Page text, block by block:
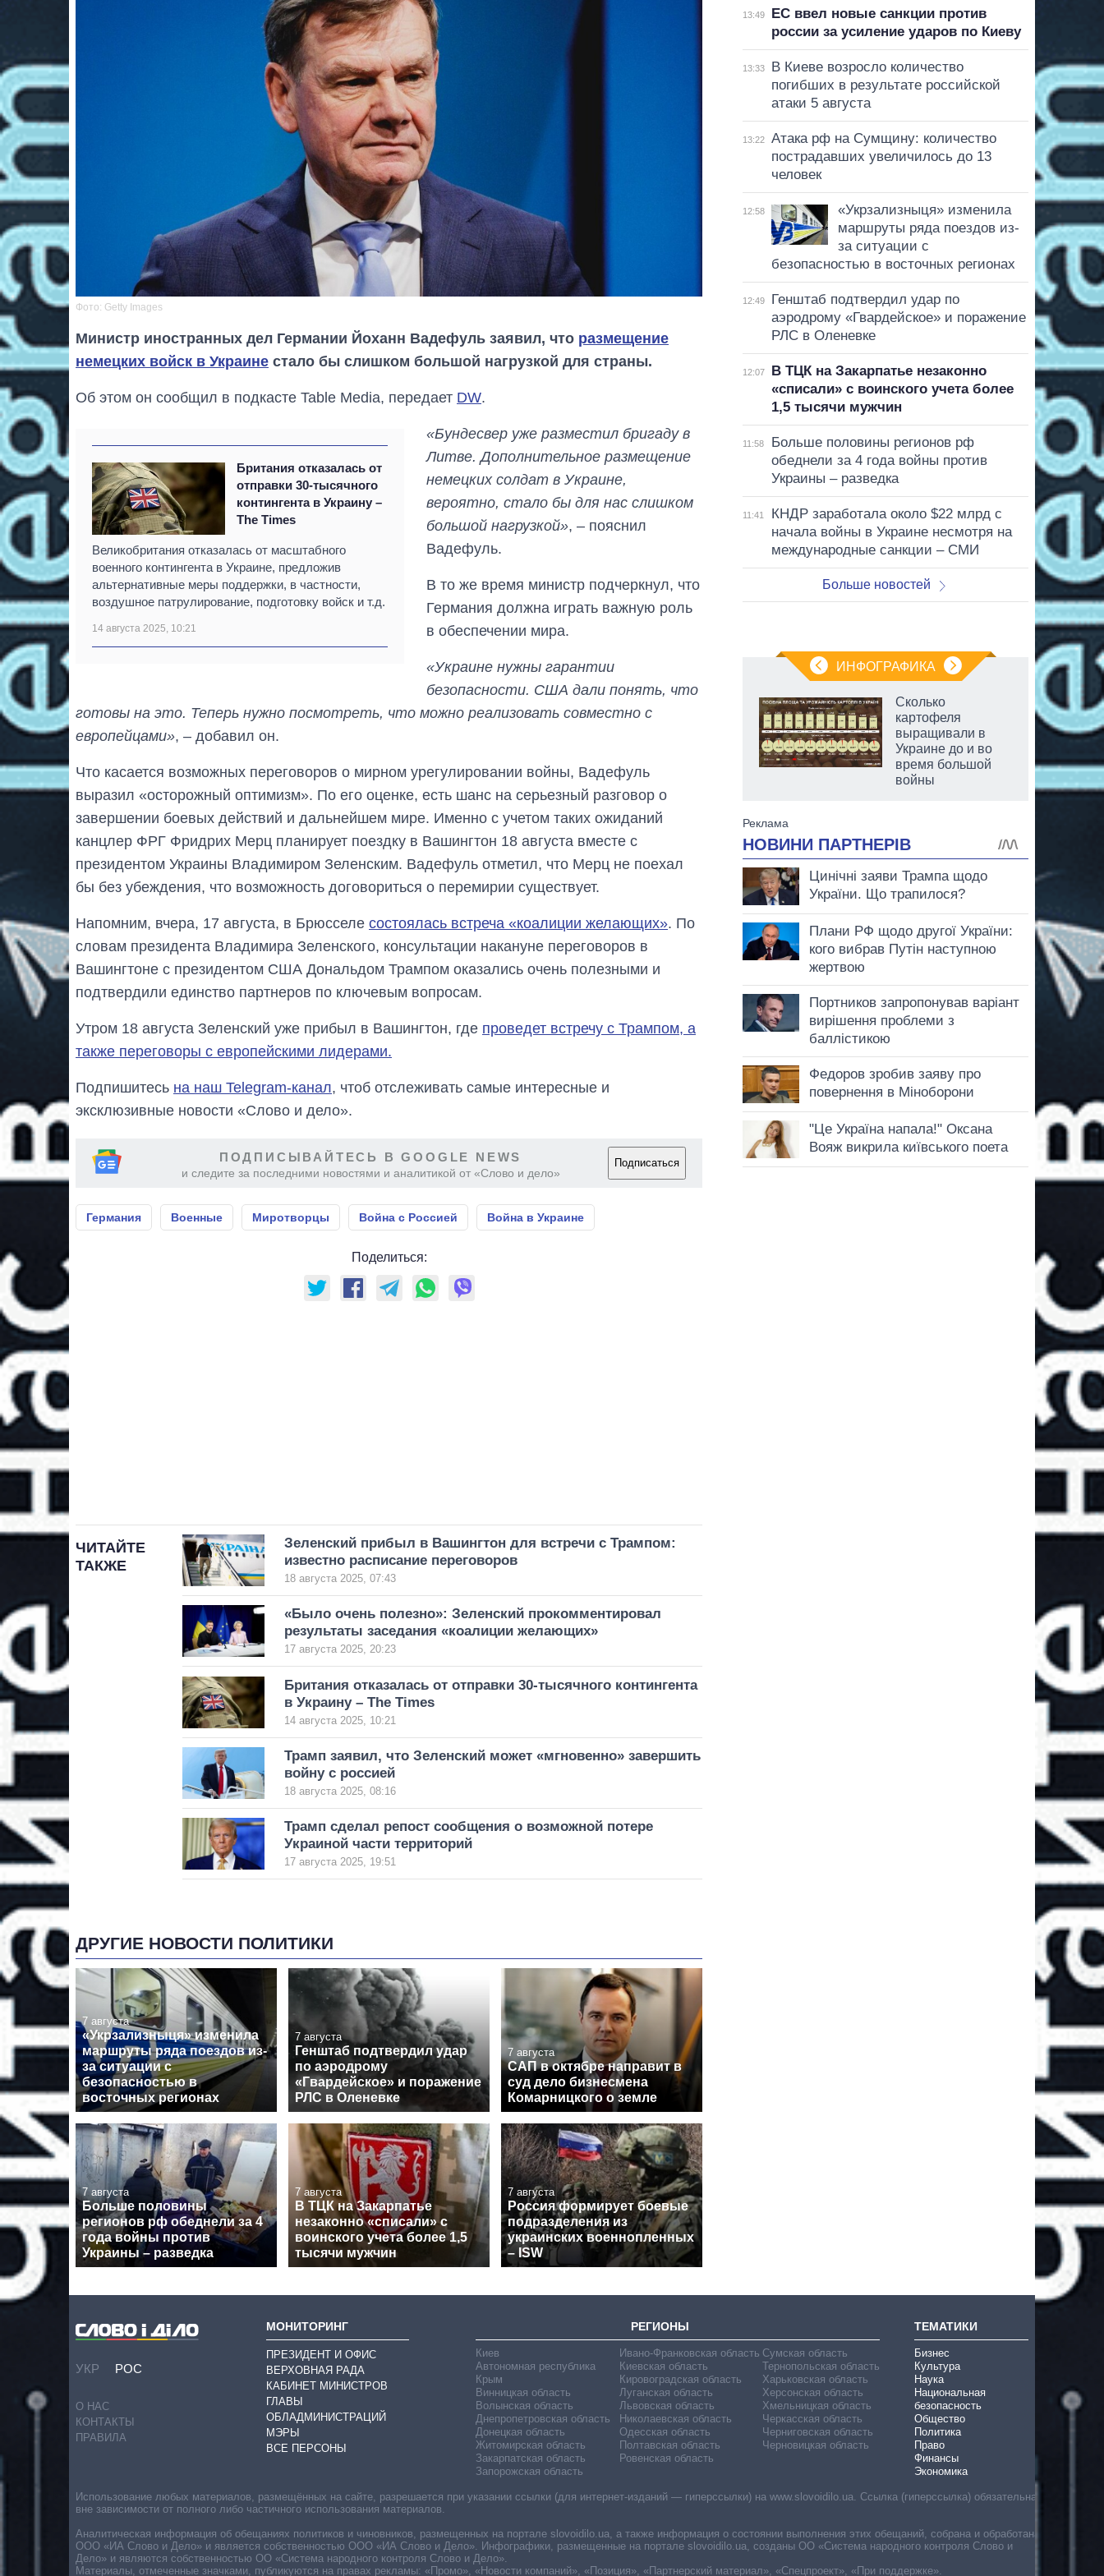
Фото: Getty Images
Министр иностранных дел Германии Йоханн Вадефуль заявил, что размещение
немецких войск в Украине стало бы слишком большой нагрузкой для страны.
Об этом он сообщил в подкасте Table Media, передает DW.
Британия отказалась от
отправки 30-тысячного
контингента в Украину –
The Times
Великобритания отказалась от масштабного
военного контингента в Украине, предложив
альтернативные меры поддержки, в частности,
воздушное патрулирование, подготовку войск и т.д.
14 августа 2025, 10:21
«Бундесвер уже разместил бригаду в
Литве. Дополнительное размещение
немецких солдат в Украине,
вероятно, стало бы для нас слишком
большой нагрузкой», – пояснил
Вадефуль.
В то же время министр подчеркнул, что
Германия должна играть важную роль
в обеспечении мира.
«Украине нужны гарантии
безопасности. США дали понять, что
готовы на это. Теперь нужно посмотреть, что можно реализовать совместно с
европейцами», – добавил он.
Что касается возможных переговоров о мирном урегулировании войны, Вадефуль
выразил «осторожный оптимизм». По его оценке, есть шанс на серьезный разговор о
завершении боевых действий и дальнейшем мире. Именно с учетом таких ожиданий
канцлер ФРГ Фридрих Мерц планирует поездку в Вашингтон 18 августа вместе с
президентом Украины Владимиром Зеленским. Вадефуль отметил, что Мерц не поехал
бы без убеждения, что возможность договориться о перемирии существует.
Напомним, вчера, 17 августа, в Брюсселе состоялась встреча «коалиции желающих». По
словам президента Владимира Зеленского, консультации накануне переговоров в
Вашингтоне с президентом США Дональдом Трампом оказались очень полезными и
подтвердили единство партнеров по ключевым вопросам.
Утром 18 августа Зеленский уже прибыл в Вашингтон, где проведет встречу с Трампом, а
также переговоры с европейскими лидерами.
Подпишитесь на наш Telegram-канал, чтоб отслеживать самые интересные и
эксклюзивные новости «Слово и дело».
ПОДПИСЫВАЙТЕСЬ В GOOGLE NEWS
и следите за последними новостями и аналитикой от «Слово и дело»
Подписаться
Германия Военные Миротворцы Война с Россией Война в Украине
Поделиться:
ЧИТАЙТЕ
ТАКЖЕ
Зеленский прибыл в Вашингтон для встречи с Трампом:
известно расписание переговоров
18 августа 2025, 07:43
«Было очень полезно»: Зеленский прокомментировал
результаты заседания «коалиции желающих»
17 августа 2025, 20:23
Британия отказалась от отправки 30-тысячного контингента
в Украину – The Times
14 августа 2025, 10:21
Трамп заявил, что Зеленский может «мгновенно» завершить
войну с россией
18 августа 2025, 08:16
Трамп сделал репост сообщения о возможной потере
Украиной части территорий
17 августа 2025, 19:51
ДРУГИЕ НОВОСТИ ПОЛИТИКИ
7 августа
«Укрзализныця» изменила
маршруты ряда поездов из-
за ситуации с
безопасностью в
восточных регионах
7 августа
Генштаб подтвердил удар
по аэродрому
«Гвардейское» и поражение
РЛС в Оленевке
7 августа
САП в октябре направит в
суд дело бизнесмена
Комарницкого о земле
7 августа
Больше половины
регионов рф обеднели за 4
года войны против
Украины – разведка
7 августа
В ТЦК на Закарпатье
незаконно «списали» с
воинского учета более 1,5
тысячи мужчин
7 августа
Россия формирует боевые
подразделения из
украинских военнопленных
– ISW
13:49
ЕС ввел новые санкции против
россии за усиление ударов по Киеву
13:33
В Киеве возросло количество
погибших в результате российской
атаки 5 августа
13:22
Атака рф на Сумщину: количество
пострадавших увеличилось до 13
человек
12:58
«Укрзализныця» изменила
маршруты ряда поездов из-
за ситуации с
безопасностью в восточных регионах
12:49
Генштаб подтвердил удар по
аэродрому «Гвардейское» и поражение
РЛС в Оленевке
12:07
В ТЦК на Закарпатье незаконно
«списали» с воинского учета более
1,5 тысячи мужчин
11:58
Больше половины регионов рф
обеднели за 4 года войны против
Украины – разведка
11:41
КНДР заработала около $22 млрд с
начала войны в Украине несмотря на
международные санкции – СМИ
Больше новостей
ИНФОГРАФИКА
бюджет
войны с россией
Сколько
картофеля
выращивали в
Украине до и во
время большой
войны
УКР РОС
О НАС
КОНТАКТЫ
ПРАВИЛА
МОНИТОРИНГ
ПРЕЗИДЕНТ И ОФИС
ВЕРХОВНАЯ РАДА
КАБИНЕТ МИНИСТРОВ
ГЛАВЫ
ОБЛАДМИНИСТРАЦИЙ
МЭРЫ
ВСЕ ПЕРСОНЫ
РЕГИОНЫ
Киев
Автономная республика
Крым
Винницкая область
Волынская область
Днепропетровская область
Донецкая область
Житомирская область
Закарпатская область
Запорожская область
Ивано-Франковская область
Киевская область
Кировоградская область
Луганская область
Львовская область
Николаевская область
Одесская область
Полтавская область
Ровенская область
Сумская область
Тернопольская область
Харьковская область
Херсонская область
Хмельницкая область
Черкасская область
Черниговская область
Черновицкая область
ТЕМАТИКИ
Бизнес
Культура
Наука
Национальная
безопасность
Общество
Политика
Право
Финансы
Экономика
Использование любых материалов, размещённых на сайте, разрешается при указании ссылки (для интернет-изданий — гиперссылки) на www.slovoidilo.ua. Ссылка (гиперссылка) обязательна
вне зависимости от полного либо частичного использования материалов.
Аналитическая информация об обещаниях политиков и чиновников, размещенных на портале slovoidilo.ua, а также информация о состоянии выполнения этих обещаний, собрана и обработана
ООО «ИА Слово и Дело» и является собственностью ООО «ИА Слово и Дело». Инфографики, размещенные на портале slovoidilo.ua, созданы ОО «Система народного контроля Слово и
Дело» и являются собственностью ОО «Система народного контроля Слово и Дело».
Материалы, отмеченные значками, публикуются на правах рекламы: «Промо», «Новости компаний», «Позиция», «Партнерский материал», «Спецпроект», «При поддержке».